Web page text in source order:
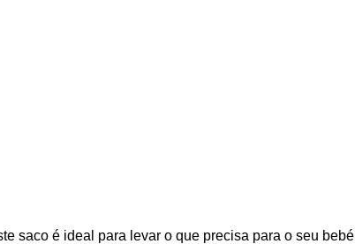
saco é ideal para levar o que precisa para o seu